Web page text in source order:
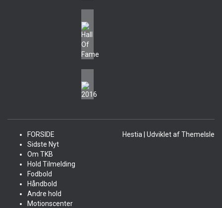
FORSIDE
Sidste Nyt
Om TKB
Hold Tilmelding
Fodbold
Håndbold
Andre hold
Motionscenter
Hestia | Udviklet afThemeIsle